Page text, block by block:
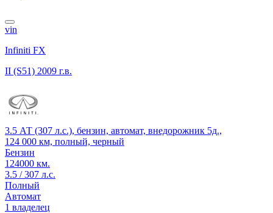
vin
Infiniti FX
II (S51) 2009 г.в.
3.5 АТ (307 л.с.), бензин, автомат, внедорожник 5д.,
124 000 км, полный, черный
Бензин
124000 км.
3.5 / 307 л.с.
Полный
Автомат
1 владелец